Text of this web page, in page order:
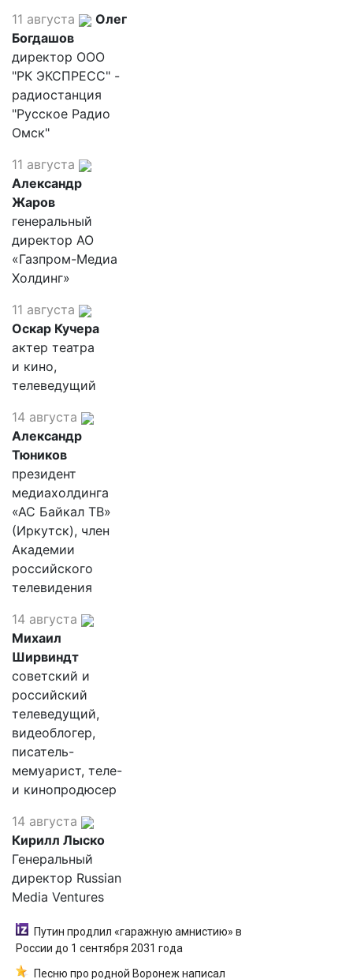
11 августа
Олег
Богдашов
директор ООО
"РК ЭКСПРЕСС" -
радиостанция
"Русское Радио
Омск"
11 августа
Александр
Жаров
генеральный
директор АО
«Газпром-Медиа
Холдинг»
11 августа
Оскар Кучера
актер театра
и кино,
телеведущий
14 августа
Александр
Тюников
президент
медиахолдинга
«АС Байкал ТВ»
(Иркутск), член
Академии
российского
телевидения
14 августа
Михаил
Ширвиндт
советский и
российский
телеведущий,
видеоблогер,
писатель-
мемуарист, теле-
и кинопродюсер
14 августа
Кирилл Лыско
Генеральный
директор Russian
Media Ventures
Путин продлил «гаражную амнистию» в
России до 1 сентября 2031 года
Песню про родной Воронеж написал